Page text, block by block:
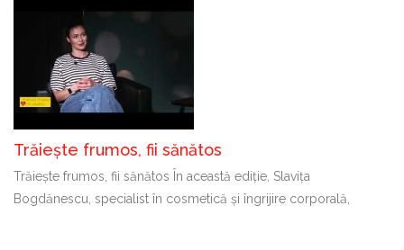
Trăiește frumos, fii sănătos
Trăiește frumos, fii sănătos În această ediție, Slavița
Bogdănescu, specialist în cosmetică și îngrijire corporală,